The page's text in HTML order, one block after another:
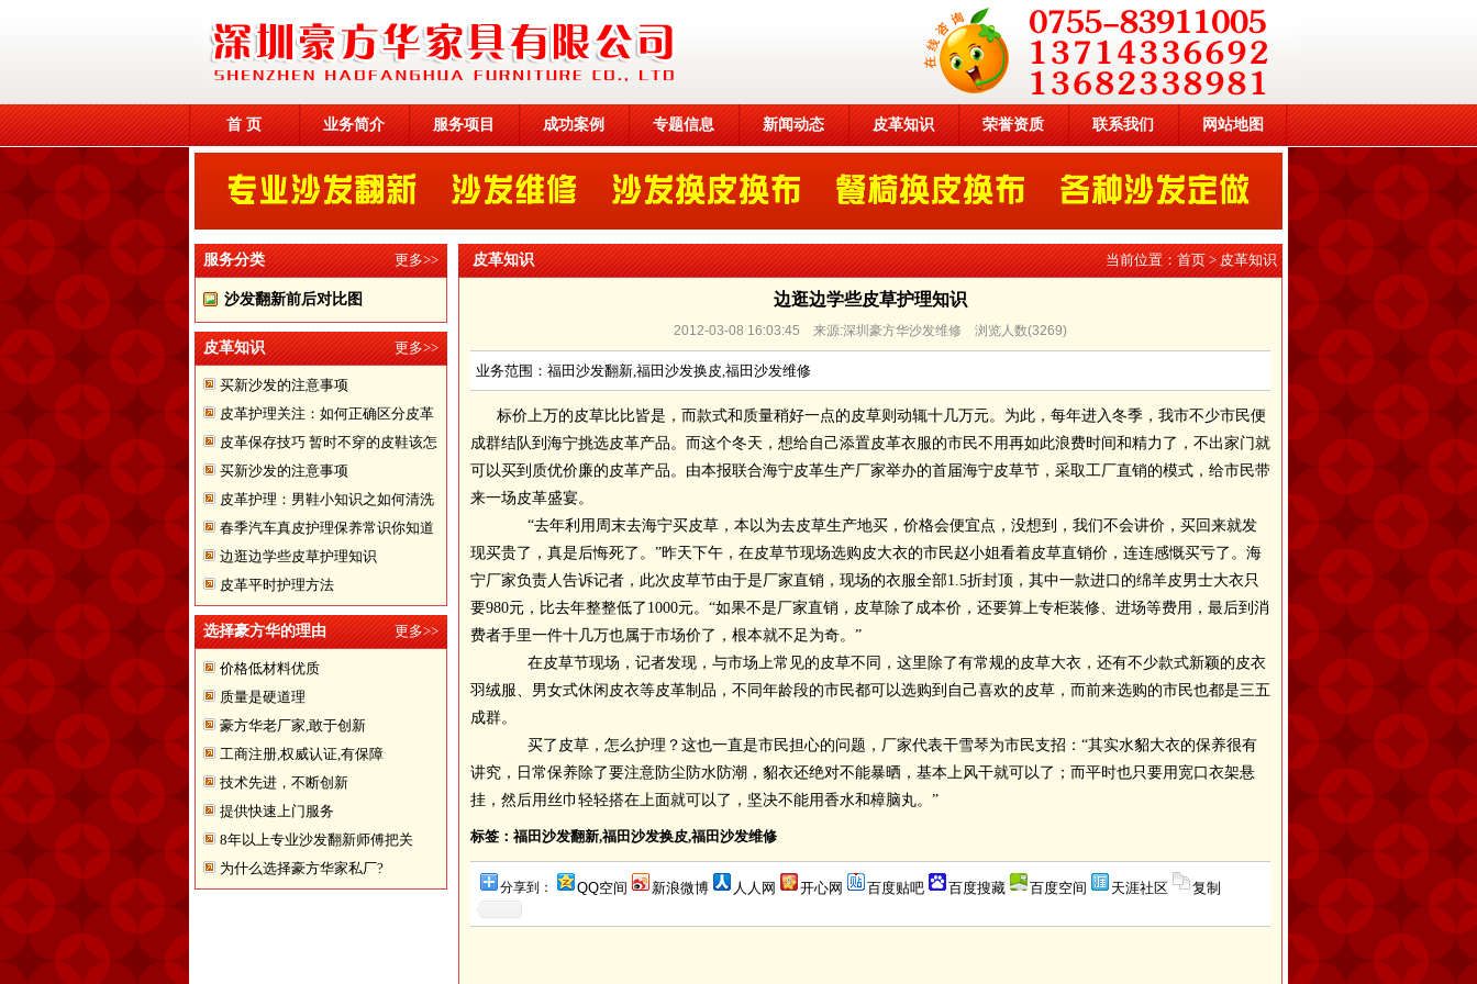
首 页 业务简介 服务项目 成功案例 专题信息 新闻动态 皮革知识 荣誉资质 联系我们 网站地图
服务分类 更多>>
沙发翻新前后对比图
皮革知识 更多>>
买新沙发的注意事项
皮革护理关注：如何正确区分皮革
皮革保存技巧 暂时不穿的皮鞋该怎
样储存
买新沙发的注意事项
皮革护理：男鞋小知识之如何清洗
翻皮皮鞋
春季汽车真皮护理保养常识你知道
多少
边逛边学些皮草护理知识
皮革平时护理方法
选择豪方华的理由 更多>>
价格低材料优质
质量是硬道理
豪方华老厂家,敢于创新
工商注册,权威认证,有保障
技术先进，不断创新
提供快速上门服务
8年以上专业沙发翻新师傅把关
为什么选择豪方华家私厂?
皮革知识 当前位置：首页>皮革知识
边逛边学些皮草护理知识
2012-03-08 16:03:45 来源:深圳豪方华沙发维修 浏览人数(3269)
业务范围：福田沙发翻新,福田沙发换皮,福田沙发维修
标价上万的皮草比比皆是，而款式和质量稍好一点的皮草则动辄十几万元。为此，每年进入冬季，我市不少市民便
成群结队到海宁挑选皮革产品。而这个冬天，想给自己添置皮革衣服的市民不用再如此浪费时间和精力了，不出家门就
可以买到质优价廉的皮革产品。由本报联合海宁皮革生产厂家举办的首届海宁皮草节，采取工厂直销的模式，给市民带
来一场皮革盛宴。
“去年利用周末去海宁买皮草，本以为去皮草生产地买，价格会便宜点，没想到，我们不会讲价，买回来就发
现买贵了，真是后悔死了。”昨天下午，在皮草节现场选购皮大衣的市民赵小姐看着皮草直销价，连连感慨买亏了。海
宁厂家负责人告诉记者，此次皮草节由于是厂家直销，现场的衣服全部1.5折封顶，其中一款进口的绵羊皮男士大衣只
要980元，比去年整整低了1000元。“如果不是厂家直销，皮草除了成本价，还要算上专柜装修、进场等费用，最后到消
费者手里一件十几万也属于市场价了，根本就不足为奇。”
在皮草节现场，记者发现，与市场上常见的皮草不同，这里除了有常规的皮草大衣，还有不少款式新颖的皮衣
羽绒服、男女式休闲皮衣等皮革制品，不同年龄段的市民都可以选购到自己喜欢的皮草，而前来选购的市民也都是三五
成群。
买了皮草，怎么护理？这也一直是市民担心的问题，厂家代表干雪琴为市民支招：“其实水貂大衣的保养很有
讲究，日常保养除了要注意防尘防水防潮，貂衣还绝对不能暴晒，基本上风干就可以了；而平时也只要用宽口衣架悬
挂，然后用丝巾轻轻搭在上面就可以了，坚决不能用香水和樟脑丸。”
标签：福田沙发翻新,福田沙发换皮,福田沙发维修
分享到： QQ空间 新浪微博 人人网 开心网 百度贴吧 百度搜藏 百度空间 天涯社区 复制